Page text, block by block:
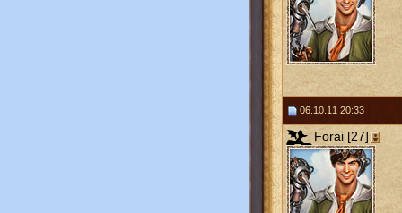
06.10.11 20:33
Forai [27]